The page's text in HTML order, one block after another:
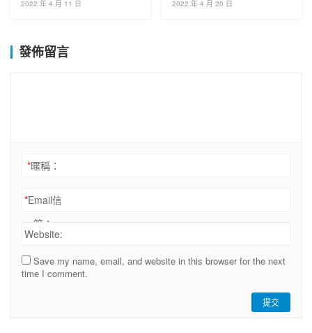
2022 年 4 月 11 日
累
2022 年 4 月 20 日
發佈留言
*暱稱：
*Email信
箱：
Website:
Save my name, email, and website in this browser for the next
time I comment.
提交